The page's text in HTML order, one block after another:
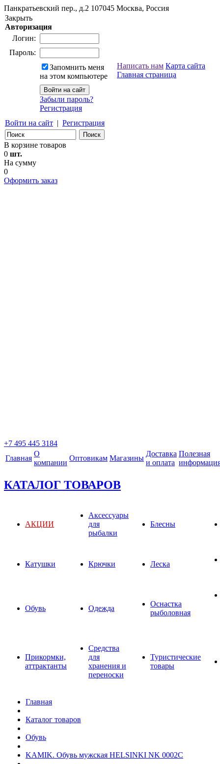
Панкратьевский пер., д.2 107045 Москва, Россия
Закрыть
Авторизация
Логин:
Пароль:
Запомнить меня
на этом компьютере
Забыли пароль?
Регистрация
Войти на сайт | Регистрация
Написать нам Карта сайта
Главная страница
В корзине товаров
0 шт.
На сумму
0
Оформить заказ
+7 495 445 3184
Главная
О
компании
Оптовикам Магазины
Доставка
и оплата
Полезная
КАТАЛОГ ТОВАРОВ
АКЦИИ
Аксессуары
для
рыбалки
Блесны
Катушки Крючки Леска
Обувь Одежда
Оснастка
рыболовная
Прикормки,
аттрактанты
Средства
для
хранения и
переноски
Туристические
товары
Главная
Каталог товаров
Обувь
KAMIK. Обувь мужская HELSINKI NK 0002C